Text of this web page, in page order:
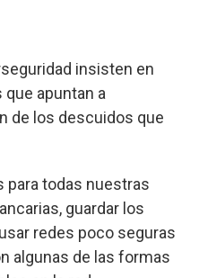
insisten en
apuntan a
de los descuidos que
para todas nuestras
guardar los
redes poco seguras
algunas de las formas